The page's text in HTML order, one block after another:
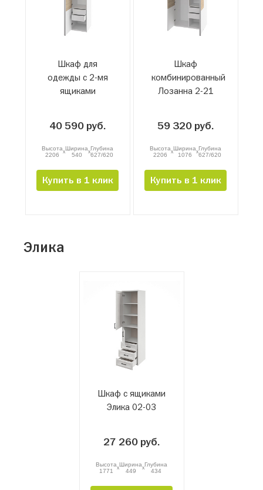
Шкаф для
одежды с 2-мя
ящиками
40 590 руб.
Высота
2206
xШирина
540
xГлубина
627/620
Купить в 1 клик
Шкаф
комбинированный
Лозанна 2-21
59 320 руб.
Высота
2206
xШирина
1076
xГлубина
627/620
Купить в 1 клик
Элика
Шкаф с ящиками
Элика 02-03
27 260 руб.
Высота
1771
xШирина
449
xГлубина
434